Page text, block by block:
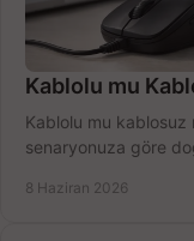
Kablolu mu
Kablolu mu kablosuz
senaryonuza göre
8 Haziran 2026